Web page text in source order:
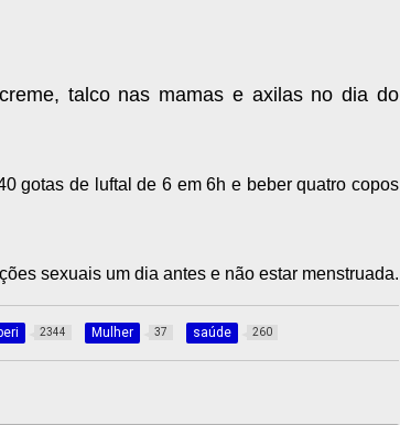
talco nas mamas e axilas no dia do
gotas de luftal de 6 em 6h e beber quatro copos
sexuais um dia antes e não estar menstruada.
2344 Mulher 37 saúde 260